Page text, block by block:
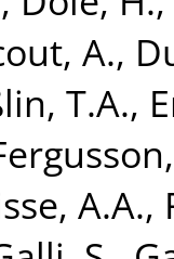
A.,
T.A.,
A.A.,